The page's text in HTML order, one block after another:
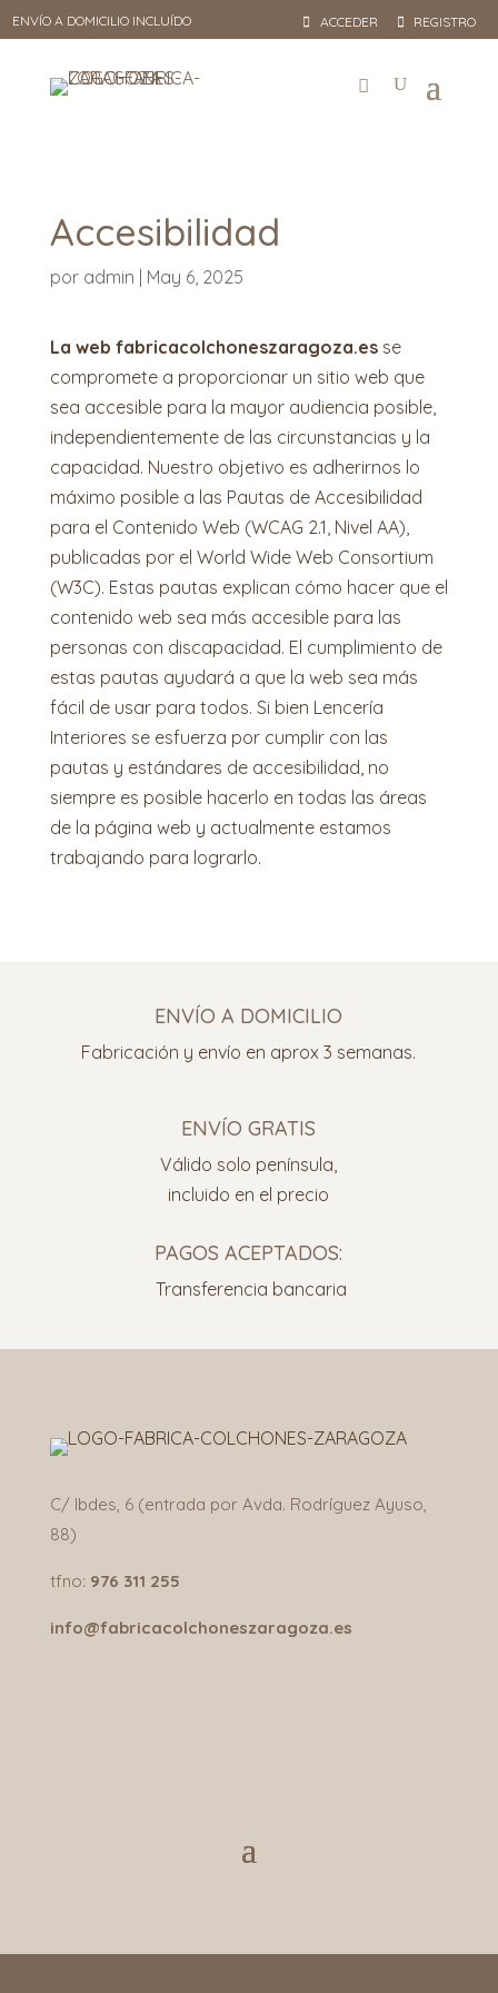
ENVÍO A DOMICILIO INCLUÍDO ACCEDER REGISTRO
Accesibilidad
por admin May 6, 2025
La web fabricacolchoneszaragoza.esse
compromete a proporcionar un sitio web que
sea accesible para la mayor audiencia posible,
independientemente de las circunstancias y la
capacidad. Nuestro objetivo es adherirnos lo
máximo posible a las Pautas de Accesibilidad
para el Contenido Web (WCAG 2.1, Nivel AA),
publicadas por el World Wide Web Consortium
(W3C). Estas pautas explican cómo hacer que el
contenido web sea más accesible para las
personas con discapacidad. El cumplimiento de
estas pautas ayudará a que la web sea más
fácil de usar para todos. Si bien Lencería
Interiores se esfuerza por cumplir con las
pautas y estándares de accesibilidad, no
siempre es posible hacerlo en todas las áreas
de la página web y actualmente estamos
trabajando para lograrlo.
ENVÍO A DOMICILIO
Fabricación y envío en aprox 3 semanas.
ENVÍO GRATIS
Válido solo península,
incluido en el precio
PAGOS ACEPTADOS:
Transferencia bancaria
C/ Ibdes, 6 (entrada por Avda. Rodríguez Ayuso,
88)
tfno: 976 311 255
info@fabricacolchoneszaragoza.es